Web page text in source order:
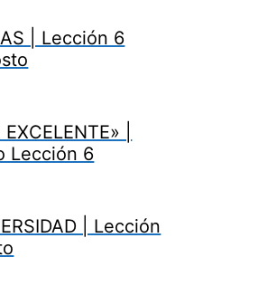
| Lección 6
|
Lección 6
| Lección